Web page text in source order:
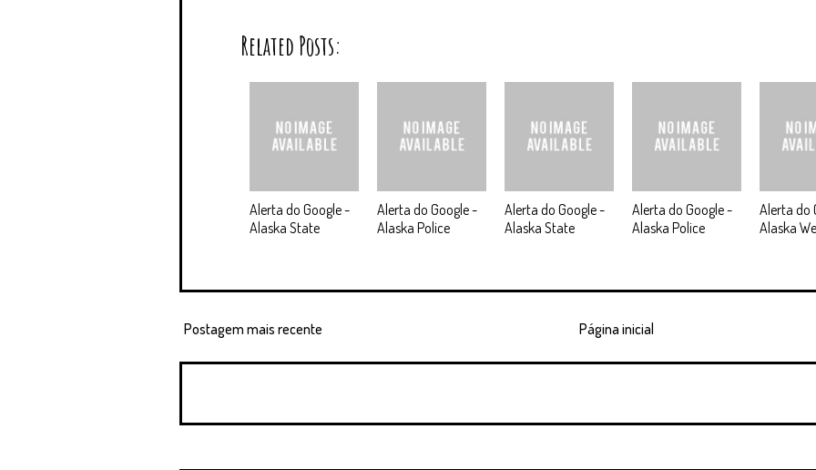
Related Posts:
Alerta do Google -
Alaska State
Alerta do Google -
Alaska Police
Alerta do Google -
Alaska State
Alerta do Google -
Alaska Police
Alerta do
Alaska
Postagem mais recente Página inicial